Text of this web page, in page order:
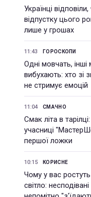
Українці
відпустку цього
лише у грошах
11:43 ГОРОСКОПИ
Одні мовчать, інші
вибухають: хто зі
не стримує емоцій
11:04 СМАЧНО
Смак літа в
учасниці
першої ложки
10:15 КОРИСНЕ
Чому у вас
світло: